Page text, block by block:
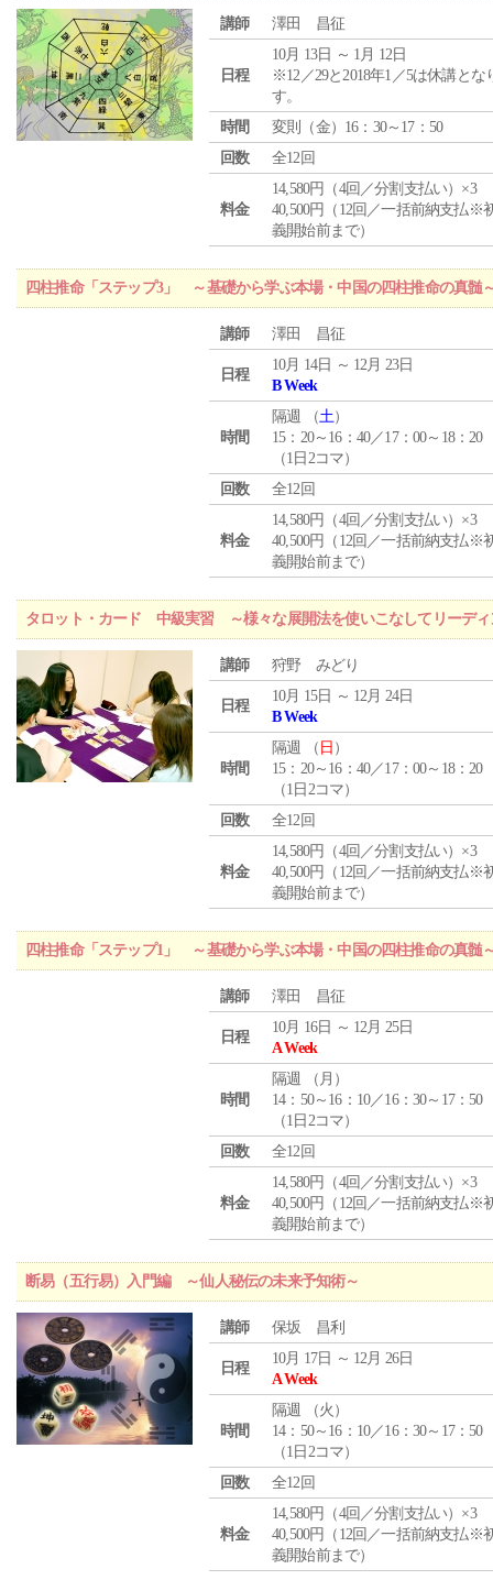
講師 澤田 昌征
日程
10月 13日 ～ 1月 12日
※12／29と2018年1／5は休講とな
す。
時間
変則（金）16：30～17：50
回数
全12回
料金
14,580円（4回／分割支払い）×3
40,500円（12回／一括前納支払※
義開始前まで）
四柱推命「ステップ3」 ～基礎から学ぶ本場・中国の四柱推命の真髄
講師 澤田 昌征
日程
10月 14日 ～ 12月 23日
B Week
時間
隔週 （土）
15：20～16：40／17：00～18：20
（1日2コマ）
回数
全12回
料金
14,580円（4回／分割支払い）×3
40,500円（12回／一括前納支払※
義開始前まで）
タロット・カード 中級実習 ～様々な展開法を使いこなしてリーディ
講師 狩野 みどり
日程
10月 15日 ～ 12月 24日
B Week
時間
隔週 （ 日 ）
15：20～16：40／17：00～18：20
（1日2コマ）
回数
全12回
料金
14,580円（4回／分割支払い）×3
40,500円（12回／一括前納支払※
義開始前まで）
四柱推命「ステップ1」 ～基礎から学ぶ本場・中国の四柱推命の真髄
講師 澤田 昌征
日程
10月 16日 ～ 12月 25日
A Week
時間
隔週 （ 月 ）
14：50～16：10／16：30～17：50
（1日2コマ）
回数
全12回
料金
14,580円（4回／分割支払い）×3
40,500円（12回／一括前納支払※
義開始前まで）
断易（五行易）入門編 ～仙人秘伝の未来予知術～
講師 保坂 昌利
日程
10月 17日 ～ 12月 26日
A Week
時間
隔週 （火 ）
14：50～16：10／16：30～17：50
（1日2コマ）
回数
全12回
料金
14,580円（4回／分割支払い）×3
40,500円（12回／一括前納支払※
義開始前まで）